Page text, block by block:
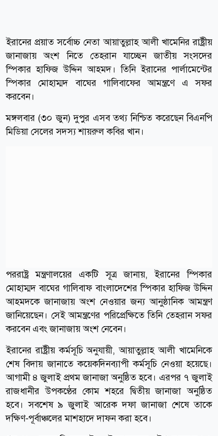
ইরানের প্রয়াত সর্বোচ্চ নেতা আয়াতুল্লাহ আলী খামেনির রাষ্ট্রীয়
জানাজায় অংশ নিতে তেহরান যাচ্ছেন জাতীয় সংসদের
স্পিকার হাফিজ উদ্দিন আহমদ। তিনি ইরানের পার্লামেন্টের
স্পিকার মোহাম্মদ বাঘের গালিবাফের আমন্ত্রণে এ সফর
করবেন।
মঙ্গলবার (৩০ জুন) দুপুর এসব তথ্য নিশ্চিত করেছেন বিএনপি
মিডিয়া সেলের সদস্য শায়রুল কবির খান।
পররাষ্ট্র মন্ত্রণালয়ের একটি সূত্র জানায়, ইরানের স্পিকার
মোহাম্মদ বাঘের গালিবাফ বাংলাদেশের স্পিকার হাফিজ উদ্দিন
আহমদকে জানাজায় অংশ নেওয়ার জন্য আনুষ্ঠানিক আমন্ত্রণ
জানিয়েছেন। সেই আমন্ত্রণের পরিপ্রেক্ষিতে তিনি তেহরান সফর
করবেন এবং জানাজায় অংশ নেবেন।
ইরানের রাষ্ট্রীয় কর্মসূচি অনুযায়ী, আয়াতুল্লাহ আলী খামেনিকে
শেষ বিদায় জানাতে কয়েকদিনব্যাপী কর্মসূচি নেওয়া হয়েছে।
আগামী ৪ জুলাই প্রথম জানাজা অনুষ্ঠিত হবে। এরপর ৭ জুলাই
রাজধানীর উপকণ্ঠের কোম শহরে দ্বিতীয় জানাজা অনুষ্ঠিত
হবে। সবশেষ ৯ জুলাই আরেক দফা জানাজা শেষে তাকে
দক্ষিণ-পূর্বাঞ্চলের মাশহাদে দাফন করা হবে।